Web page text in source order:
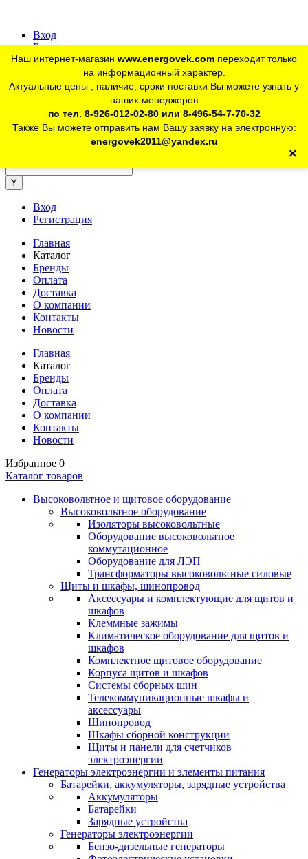
Вход
Регистрация
Для юр. лиц:+7 (926) 012-02-80
telegram Розничный магазин:+7 (925) 902-46-10
Наш интернет-магазин www.energovek.com переходит только
на информационный характер.
Актуальные цены , наличие, сроки поставки Вы можете узнать у
наших менеджеров
по тел. 8-926-012-02-80 или 8-496-54-7-70-32
Также Вы можете отправить нам Вашу заявку на электронную:
energovek2011@yandex.ru
×
Вход
Регистрация
Главная
Каталог
Бренды
Оплата
Доставка
О компании
Контакты
Новости
Главная
Каталог
Бренды
Оплата
Доставка
О компании
Контакты
Новости
Избранное 0
Каталог товаров
Высоковольтное и щитовое оборудование
Высоковольтное оборудование
Изоляторы высоковольтные
Оборудование высоковольтное
коммутационное
Оборудование для ЛЭП
Трансформаторы высоковольтные силовые
Щиты и шкафы, шинопровод
Аксессуары и комплектующие для щитов и
шкафов
Клеммные зажимы
Климатическое оборудование для щитов и
шкафов
Комплектное щитовое оборудование
Корпуса щитов и шкафов
Системы сборных шин
Телекоммуникационные шкафы и
аксессуары
Шинопровод
Шкафы сборной конструкции
Щиты и панели для счетчиков
электроэнергии
Генераторы электроэнергии и элементы питания
Батарейки, аккумуляторы, зарядные устройства
Аккумуляторы
Батарейки
Зарядные устройства
Генераторы электроэнергии
Бензо-дизельные генераторы